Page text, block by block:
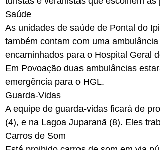
Saúde
As unidades de saúde de Pontal do
também contam com uma
encaminhados para o Hospital Geral
Em Povoação duas ambulâncias
emergência para o HGL.
Guarda-Vidas
A equipe de guarda-vidas ficará de
(4), e na Lagoa Juparanã (8). Eles
Carros de Som